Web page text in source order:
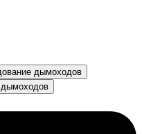
дымоходов